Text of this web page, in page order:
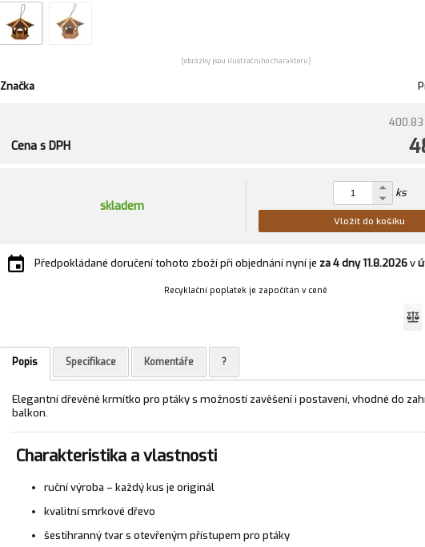
(obrázky jsou ilustračního charakteru)
Značka
400.83
Cena s DPH
skladem
ks
Vložit do košíku
Předpokládané doručení tohoto zboží při objednání nyní je za 4 dny11.8.2026v
Recyklační poplatek je započítán v ceně
Popis Specifikace Komentáře ?
Elegantní dřevěné krmítko pro ptáky s možností zavěšení i postavení, vhodné do
balkon.
Charakteristika a vlastnosti
ruční výroba – každý kus je originál
kvalitní smrkové dřevo
šestihranný tvar s otevřeným přístupem pro ptáky